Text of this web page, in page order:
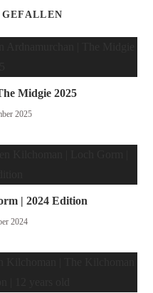
Midgie 2025
2025
| 2024 Edition
2024